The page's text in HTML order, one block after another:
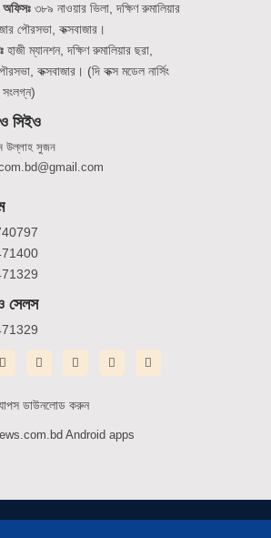
অফিসঃ৩৮৯ নাওয়ার ভিলা, দক্ষিণ রুমালিয়ার
পৌরসভা, কক্সবাজার।
হাজী ম্যানশন, দক্ষিণ রুমালিয়ার ছরা,
কক্সবাজার। (দি কক্স মডেল নার্সিং
সংলগ্ন)
সিইও
উল্লাহ সুজন
ও সেলস
ডাউনলোড করুন